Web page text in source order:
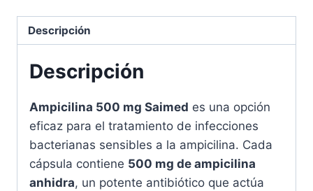
Efectiva
Descripción
Descripción
Ampicilina 500 mg Saimed es una opción
eficaz para el tratamiento de infecciones
bacterianas sensibles a la ampicilina. Cada
cápsula contiene 500 mg de ampicilina
anhidra, un potente antibiótico que actúa